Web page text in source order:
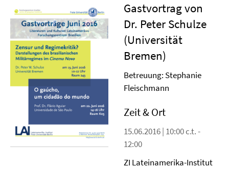
Gastvortrag von
Dr. Peter Schulze
(Universität
Bremen)
Betreuung: Stephanie
Fleischmann
Zeit & Ort
15.06.2016 | 10:00 c.t. -
12:00
ZI Lateinamerika-Institut